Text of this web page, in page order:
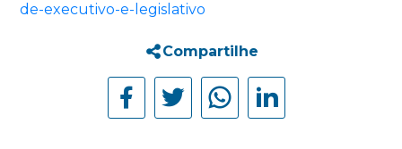
de-executivo-e-legislativo
Compartilhe